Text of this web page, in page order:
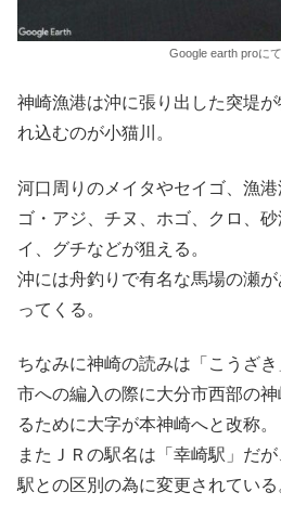
Google earth proにて
神崎漁港は沖に張り出した突堤
れ込むのが小猫川。
河口周りのメイタやセイゴ、漁
ゴ・アジ、チヌ、ホゴ、クロ、
イ、グチなどが狙える。
沖には舟釣りで有名な馬場の瀬
ってくる。
ちなみに神崎の読みは「こうざ
市への編入の際に大分市西部の
るために大字が本神崎へと改称。
またＪＲの駅名は「幸崎駅」だ
駅との区別の為に変更されてい